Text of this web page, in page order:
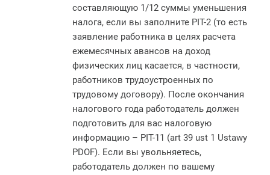
составляющую 1/12 суммы уменьшения
налога, если вы заполните PIT-2 (то есть
заявление работника в целях расчета
ежемесячных авансов на доход
физических лиц касается, в частности,
работников трудоустроенных по
трудовому договору). После окончания
налогового года работодатель должен
подготовить для вас налоговую
информацию – PIT-11 (art 39 ust 1 Ustawy
PDOF). Если вы увольняетесь,
работодатель должен по вашему